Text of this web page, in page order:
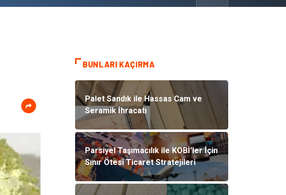
BUNLARI KAÇIRMA
Palet Sandık ile Hassas Cam ve
Seramik İhracatı
Parsiyel Taşımacılık ile KOBİ’ler İçin
Sınır Ötesi Ticaret Stratejileri